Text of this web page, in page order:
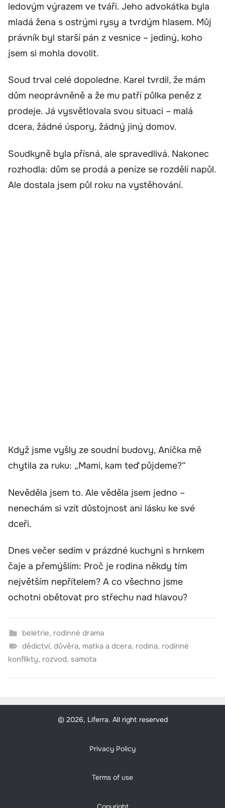
ledovým výrazem ve tváři. Jeho advokátka byla
mladá žena s ostrými rysy a tvrdým hlasem. Můj
právník byl starší pán z vesnice – jediný, koho
jsem si mohla dovolit.
Soud trval celé dopoledne. Karel tvrdil, že mám
dům neoprávněně a že mu patří půlka peněz z
prodeje. Já vysvětlovala svou situaci – malá
dcera, žádné úspory, žádný jiný domov.
Soudkyně byla přísná, ale spravedlivá. Nakonec
rozhodla: dům se prodá a peníze se rozdělí napůl.
Ale dostala jsem půl roku na vystěhování.
Když jsme vyšly ze soudní budovy, Anička mě
chytila za ruku: „Mami, kam teď půjdeme?“
Nevěděla jsem to. Ale věděla jsem jedno –
nenechám si vzít důstojnost ani lásku ke své
dceři.
Dnes večer sedím v prázdné kuchyni s hrnkem
čaje a přemýšlím: Proč je rodina někdy tím
největším nepřítelem? A co všechno jsme
ochotni obětovat pro střechu nad hlavou?
beletrie, rodinné drama
dědictví, důvěra, matka a dcera, rodina, rodinné
konflikty, rozvod, samota
© 2026, Liferra. All right reserved
Privacy Policy
Terms of use